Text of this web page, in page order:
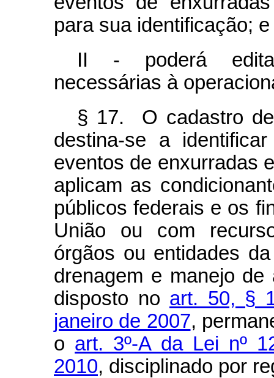
para sua identificação; e
II - poderá editar
necessárias à
§ 17. O cadastro
destina-se a
eventos de enxurradas
aplicam as
públicos federais e os
União ou com
órgãos ou entidades
drenagem e manejo
disposto no art. 50, §
janeiro de 2007,
o art. 3º-A da Lei nº
2010, disciplinado por